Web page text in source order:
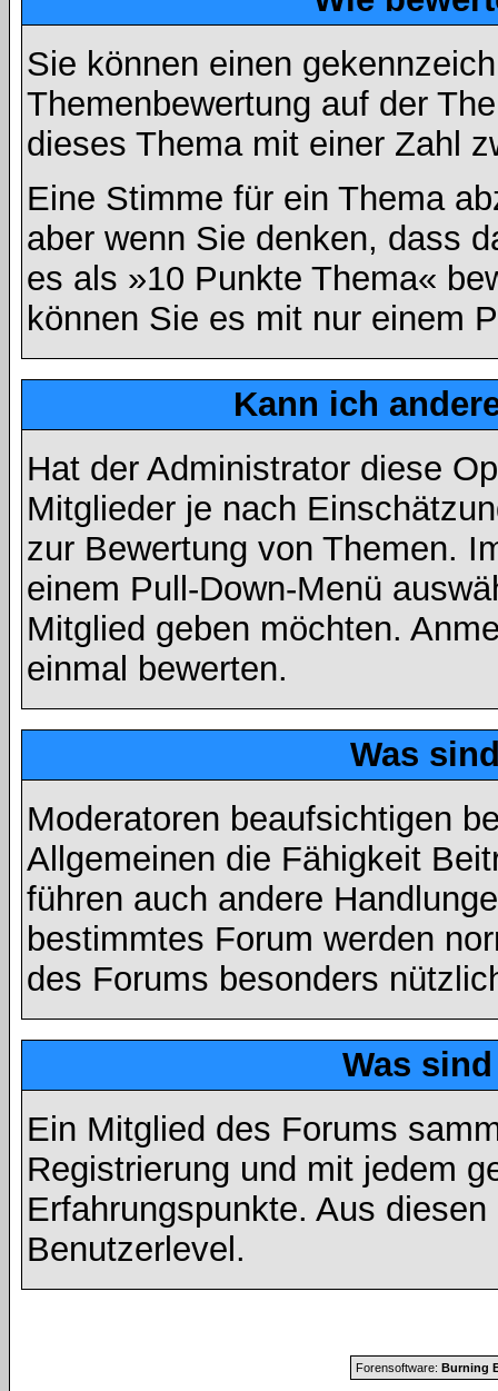
Sie können einen
Themenbewertung auf der
dieses Thema mit einer Zahl
Eine Stimme für ein Thema
aber wenn Sie denken, dass
es als »10 Punkte Thema«
können Sie es mit nur einem
Kann ich
Hat der Administrator diese
Mitglieder je nach
zur Bewertung von Themen.
einem Pull-Down-Menü
Mitglied geben möchten.
einmal bewerten.
Was
Moderatoren beaufsichtigen
Allgemeinen die Fähigkeit
führen auch andere
bestimmtes Forum werden
des Forums besonders
Was
Ein Mitglied des Forums
Registrierung und mit jedem
Erfahrungspunkte. Aus
Benutzerlevel.
Forensoftware: Burning